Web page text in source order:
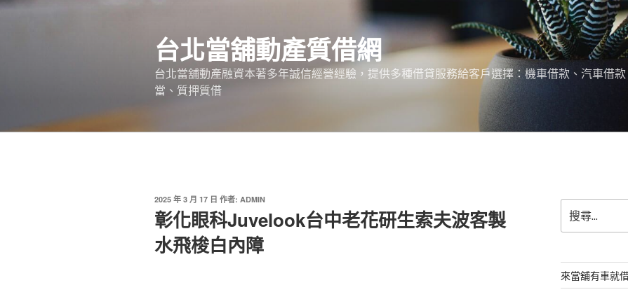
跳
台北當舖動產質借網
台北當舖動產融資本著多年誠信經營經驗，提供多種借貸服務給客戶選擇：機車借款、汽車借
當、質押質借
發
佈
於
2025 年 3 月 17 日 作者: ADMIN
彰化眼科Juvelook台中老花研生索夫波客製
水飛梭白內障
尋
關
字:
來當舖有車就